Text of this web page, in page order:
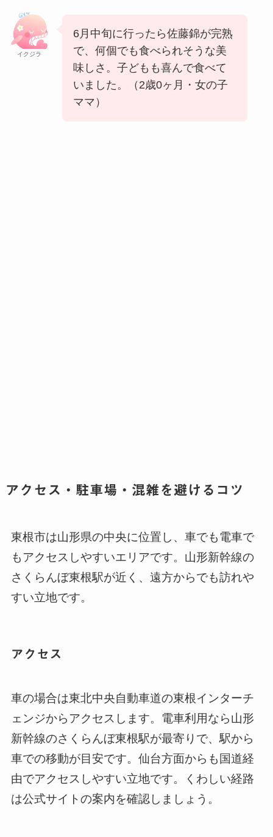
イクジラ
6月中旬に行ったら佐藤錦が完熟
で、何個でも食べられそうな美
味しさ。子どもも喜んで食べて
いました。（2歳0ヶ月・女の子
ママ）
アクセス・駐車場・混雑を避けるコツ
東根市は山形県の中央に位置し、車でも電車で
もアクセスしやすいエリアです。山形新幹線の
さくらんぼ東根駅が近く、遠方からでも訪れや
すい立地です。
アクセス
車の場合は東北中央自動車道の東根インターチ
ェンジからアクセスします。電車利用なら山形
新幹線のさくらんぼ東根駅が最寄りで、駅から
車での移動が目安です。仙台方面からも国道経
由でアクセスしやすい立地です。くわしい経路
は公式サイトの案内を確認しましょう。